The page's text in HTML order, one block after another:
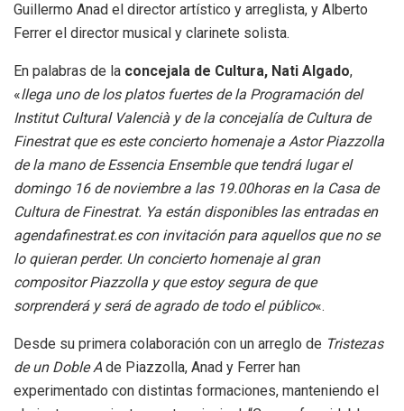
Guillermo Anad el director artístico y arreglista, y Alberto
Ferrer el director musical y clarinete solista.
En palabras de la concejala de Cultura, Nati Algado,
«llega uno de los platos fuertes de la Programación del
Institut Cultural Valencià y de la concejalía de Cultura de
Finestrat que es este concierto homenaje a Astor Piazzolla
de la mano de Essencia Ensemble que tendrá lugar el
domingo 16 de noviembre a las 19.00horas en la Casa de
Cultura de Finestrat. Ya están disponibles las entradas en
agendafinestrat.es con invitación para aquellos que no se
lo quieran perder. Un concierto homenaje al gran
compositor Piazzolla y que estoy segura de que
sorprenderá y será de agrado de todo el público«.
Desde su primera colaboración con un arreglo de Tristezas
de un Doble Ade Piazzolla, Anad y Ferrer han
experimentado con distintas formaciones, manteniendo el